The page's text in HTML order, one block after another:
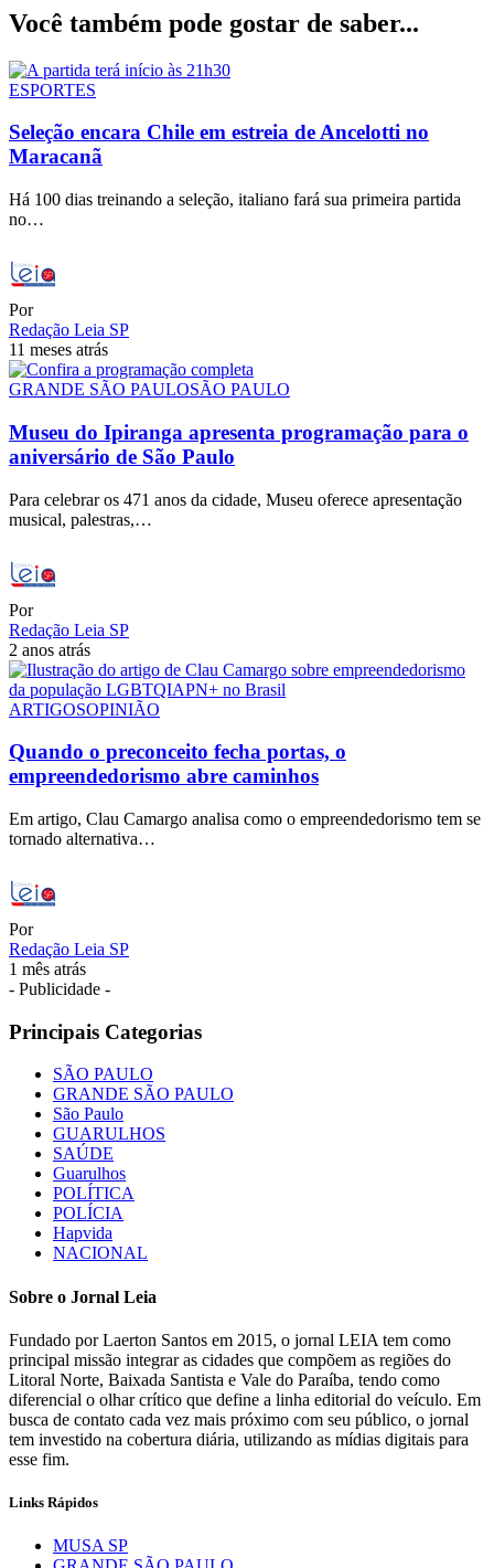
Você também pode gostar de saber...
ESPORTES
Seleção encara Chile em estreia de Ancelotti no
Maracanã
Há 100 dias treinando a seleção, italiano fará sua primeira partida
no…
Por
Redação Leia SP
11 meses atrás
GRANDE SÃO PAULOSÃO PAULO
Museu do Ipiranga apresenta programação para o
aniversário de São Paulo
Para celebrar os 471 anos da cidade, Museu oferece apresentação
musical, palestras,…
Por
Redação Leia SP
2 anos atrás
ARTIGOSOPINIÃO
Quando o preconceito fecha portas, o
empreendedorismo abre caminhos
Em artigo, Clau Camargo analisa como o empreendedorismo tem se
tornado alternativa…
Por
Redação Leia SP
1 mês atrás
- Publicidade -
Principais Categorias
SÃO PAULO
GRANDE SÃO PAULO
São Paulo
GUARULHOS
SAÚDE
Guarulhos
POLÍTICA
POLÍCIA
Hapvida
NACIONAL
Sobre o Jornal Leia
Fundado por Laerton Santos em 2015, o jornal LEIA tem como
principal missão integrar as cidades que compõem as regiões do
Litoral Norte, Baixada Santista e Vale do Paraíba, tendo como
diferencial o olhar crítico que define a linha editorial do veículo. Em
busca de contato cada vez mais próximo com seu público, o jornal
tem investido na cobertura diária, utilizando as mídias digitais para
esse fim.
Links Rápidos
MUSA SP